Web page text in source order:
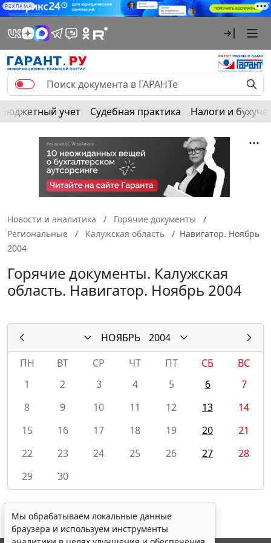
РЕКЛАМА
Бюджетный учет Судебная практика Налоги и
Новости и аналитика
Горячие документы
Региональные
Калужская область
Навигатор. Ноябрь
2004
Горячие документы. Калужская
область. Навигатор. Ноябрь 2004
НОЯБРЬ
2004
ПН
ВТ СР ЧТ ПТ СБ
ВС
1
2 3 4 5 6
7
8
9 10 11 12 13
14
15
16 17 18 19 20
21
22
23 24 25 26 27
28
29
30
Мы обрабатываем локальные данные
браузера и используем инструменты